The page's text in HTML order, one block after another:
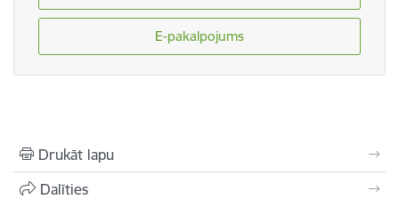
E-pakalpojums
Drukāt lapu
Dalīties